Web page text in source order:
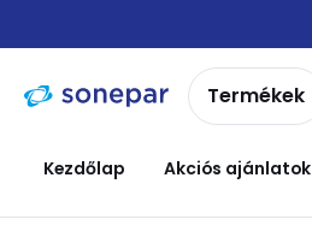
navigációhoztartalomra
Termékek
Kezdőlap Akciós ajánlatok